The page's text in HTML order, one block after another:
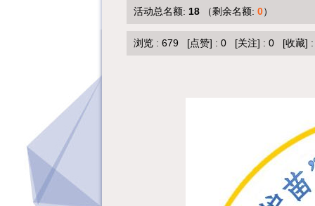
活动总名额: 18 （剩余名额: 0）
浏览 : 679 [点赞] : 0 [关注] : 0 [收藏]